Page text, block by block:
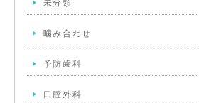
未分類
噛み合わせ
予防歯科
口腔外科